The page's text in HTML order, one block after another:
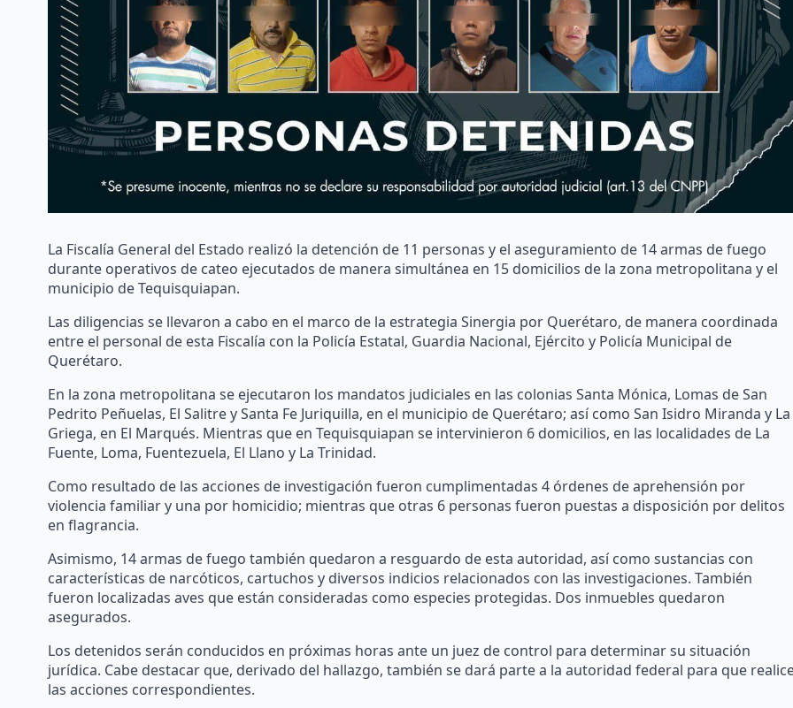
La Fiscalía General del Estado realizó la detención de 11 personas y el aseguramiento de 14 armas de fuego
durante operativos de cateo ejecutados de manera simultánea en 15 domicilios de la zona metropolitana y el
municipio de Tequisquiapan.
Las diligencias se llevaron a cabo en el marco de la estrategia Sinergia por Querétaro, de manera coordinada
entre el personal de esta Fiscalía con la Policía Estatal, Guardia Nacional, Ejército y Policía Municipal de
Querétaro.
En la zona metropolitana se ejecutaron los mandatos judiciales en las colonias Santa Mónica, Lomas de San
Pedrito Peñuelas, El Salitre y Santa Fe Juriquilla, en el municipio de Querétaro; así como San Isidro Miranda y La
Griega, en El Marqués. Mientras que en Tequisquiapan se intervinieron 6 domicilios, en las localidades de La
Fuente, Loma, Fuentezuela, El Llano y La Trinidad.
Como resultado de las acciones de investigación fueron cumplimentadas 4 órdenes de aprehensión por
violencia familiar y una por homicidio; mientras que otras 6 personas fueron puestas a disposición por delitos
en flagrancia.
Asimismo, 14 armas de fuego también quedaron a resguardo de esta autoridad, así como sustancias con
características de narcóticos, cartuchos y diversos indicios relacionados con las investigaciones. También
fueron localizadas aves que están consideradas como especies protegidas. Dos inmuebles quedaron
asegurados.
Los detenidos serán conducidos en próximas horas ante un juez de control para determinar su situación
jurídica. Cabe destacar que, derivado del hallazgo, también se dará parte a la autoridad federal para que
las acciones correspondientes.